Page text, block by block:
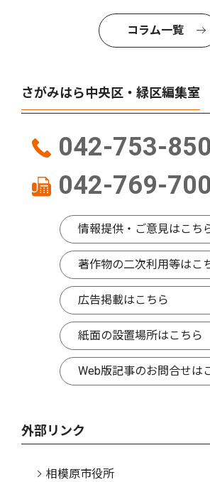
コラム一覧
さがみはら中央区・緑区編集室
042-753-
042-769-
情報提供・ご意見はこち
著作物の二次利用等はこ
広告掲載はこちら
紙面の設置場所はこちら
Web版記事のお問合せは
外部リンク
相模原市役所